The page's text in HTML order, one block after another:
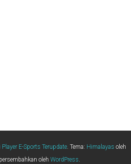
E-Sports Terupdate. Tema: Himalayas oleh
oleh WordPress